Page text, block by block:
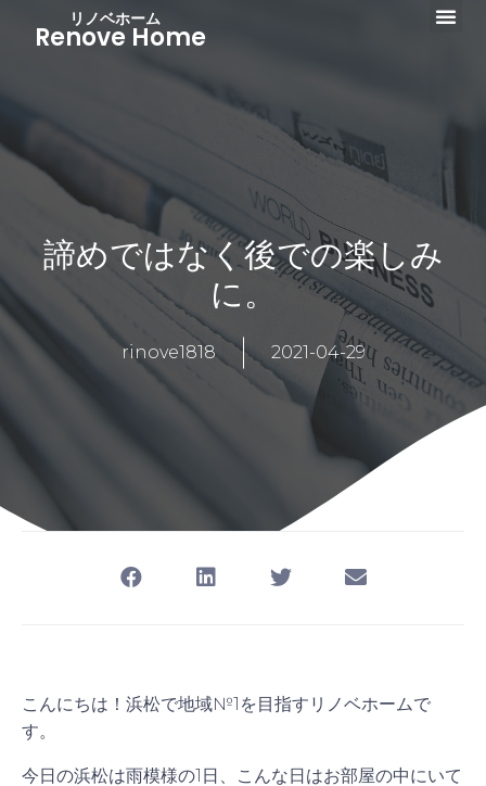
リノベホーム
Renove Home
諦めではなく後での楽しみ
に。
rinove1818 2021-04-29
こんにちは！浜松で地域№1を目指すリノベホームで
す。
今日の浜松は雨模様の1日、こんな日はお部屋の中にいて